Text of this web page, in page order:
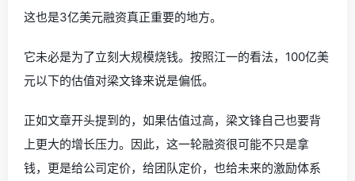
这也是3亿美元融资真正重要的地方。
它未必是为了立刻大规模烧钱。按照江一的看法，100亿美
元以下的估值对梁文锋来说是偏低。
正如文章开头提到的，如果估值过高，梁文锋自己也要背
上更大的增长压力。因此，这一轮融资很可能不只是拿
钱，更是给公司定价，给团队定价，也给未来的激励体系